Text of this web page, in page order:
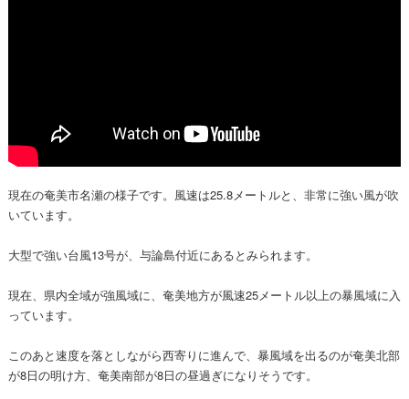
現在の奄美市名瀬の様子です。風速は25.8メートルと、非常に強い風が吹
いています。
大型で強い台風13号が、与論島付近にあるとみられます。
現在、県内全域が強風域に、奄美地方が風速25メートル以上の暴風域に入
っています。
このあと速度を落としながら西寄りに進んで、暴風域を出るのが奄美北部
が8日の明け方、奄美南部が8日の昼過ぎになりそうです。